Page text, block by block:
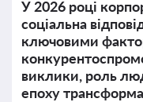
У 2026 році
соціальна
ключовими
виклики, роль
епоху